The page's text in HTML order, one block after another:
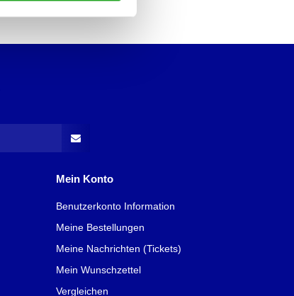
Mein Konto
Benutzerkonto Information
Meine Bestellungen
Meine Nachrichten (Tickets)
Mein Wunschzettel
Vergleichen